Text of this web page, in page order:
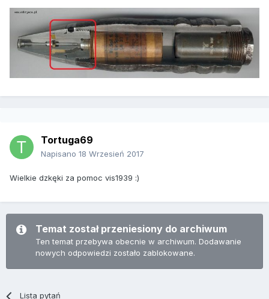
Tortuga69
Napisano 18 Wrzesień 2017
Wielkie dzkęki za pomoc vis1939 :)
Temat został przeniesiony do archiwum
Ten temat przebywa obecnie w archiwum. Dodawanie
nowych odpowiedzi zostało zablokowane.
Lista pytań